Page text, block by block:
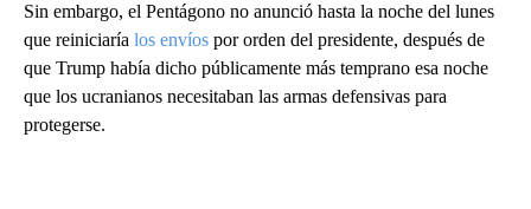
Sin embargo, el Pentágono no anunció hasta la noche del lunes
que reiniciaría los envíos por orden del presidente, después de
que Trump había dicho públicamente más temprano esa noche
que los ucranianos necesitaban las armas defensivas para
protegerse.